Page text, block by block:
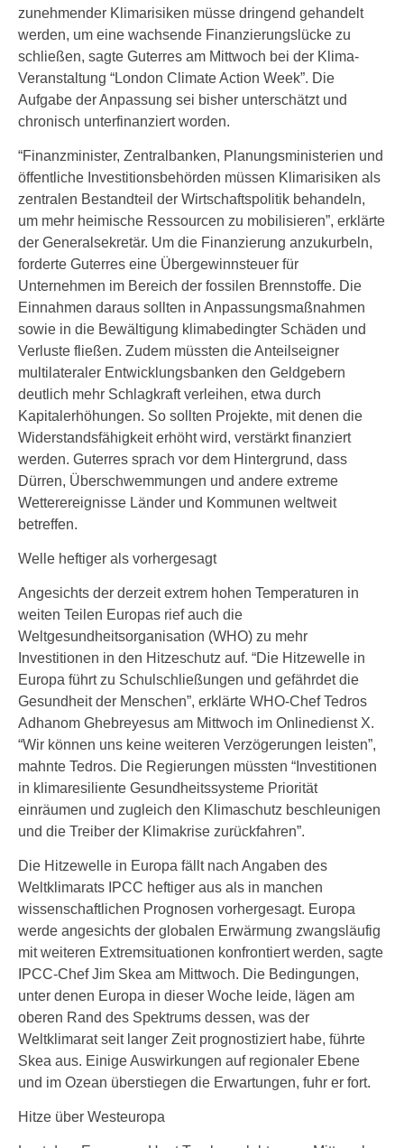
zunehmender Klimarisiken müsse dringend gehandelt
werden, um eine wachsende Finanzierungslücke zu
schließen, sagte Guterres am Mittwoch bei der Klima-
Veranstaltung “London Climate Action Week”. Die
Aufgabe der Anpassung sei bisher unterschätzt und
chronisch unterfinanziert worden.
“Finanzminister, Zentralbanken, Planungsministerien und
öffentliche Investitionsbehörden müssen Klimarisiken als
zentralen Bestandteil der Wirtschaftspolitik behandeln,
um mehr heimische Ressourcen zu mobilisieren”, erklärte
der Generalsekretär. Um die Finanzierung anzukurbeln,
forderte Guterres eine Übergewinnsteuer für
Unternehmen im Bereich der fossilen Brennstoffe. Die
Einnahmen daraus sollten in Anpassungsmaßnahmen
sowie in die Bewältigung klimabedingter Schäden und
Verluste fließen. Zudem müssten die Anteilseigner
multilateraler Entwicklungsbanken den Geldgebern
deutlich mehr Schlagkraft verleihen, etwa durch
Kapitalerhöhungen. So sollten Projekte, mit denen die
Widerstandsfähigkeit erhöht wird, verstärkt finanziert
werden. Guterres sprach vor dem Hintergrund, dass
Dürren, Überschwemmungen und andere extreme
Wetterereignisse Länder und Kommunen weltweit
betreffen.
Welle heftiger als vorhergesagt
Angesichts der derzeit extrem hohen Temperaturen in
weiten Teilen Europas rief auch die
Weltgesundheitsorganisation (WHO) zu mehr
Investitionen in den Hitzeschutz auf. “Die Hitzewelle in
Europa führt zu Schulschließungen und gefährdet die
Gesundheit der Menschen”, erklärte WHO-Chef Tedros
Adhanom Ghebreyesus am Mittwoch im Onlinedienst X.
“Wir können uns keine weiteren Verzögerungen leisten”,
mahnte Tedros. Die Regierungen müssten “Investitionen
in klimaresiliente Gesundheitssysteme Priorität
einräumen und zugleich den Klimaschutz beschleunigen
und die Treiber der Klimakrise zurückfahren”.
Die Hitzewelle in Europa fällt nach Angaben des
Weltklimarats IPCC heftiger aus als in manchen
wissenschaftlichen Prognosen vorhergesagt. Europa
werde angesichts der globalen Erwärmung zwangsläufig
mit weiteren Extremsituationen konfrontiert werden, sagte
IPCC-Chef Jim Skea am Mittwoch. Die Bedingungen,
unter denen Europa in dieser Woche leide, lägen am
oberen Rand des Spektrums dessen, was der
Weltklimarat seit langer Zeit prognostiziert habe, führte
Skea aus. Einige Auswirkungen auf regionaler Ebene
und im Ozean überstiegen die Erwartungen, fuhr er fort.
Hitze über Westeuropa